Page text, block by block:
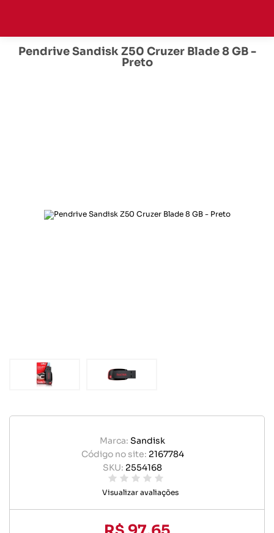
Pendrive Sandisk Z50 Cruzer Blade 8 GB -
Preto
Marca: Sandisk
Código no site: 2167784
SKU: 2554168
Visualizar avaliações